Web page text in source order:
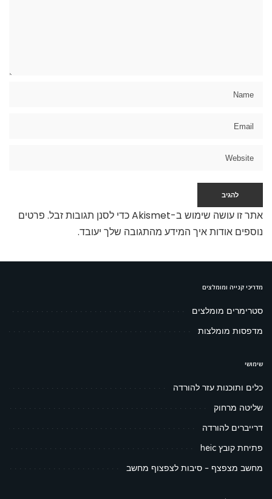
אתר זו עושה שימוש ב-Akismet כדי לסנן תגובות זבל.
פרטים
נוספים אודות איך המידע מהתגובה שלך יעובד.
מדריכי קנייה ומומלצים
סטרימרים מומלצים
מדפסות מומלצות
שימושי
כלים ותוכנות עזר להורדה
שליטה מרחוק
דרייברים להורדה
פתיחת קובץ heic
מחשב מצפצף – סיבות לצפצוף מחשב